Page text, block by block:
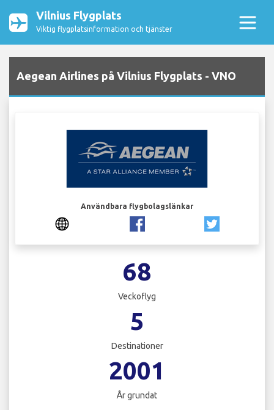
Vilnius Flygplats
Viktig flygplatsinformation och tjänster
Aegean Airlines på Vilnius Flygplats - VNO
Användbara flygbolagslänkar
68
Veckoflyg
5
Destinationer
2001
År grundat